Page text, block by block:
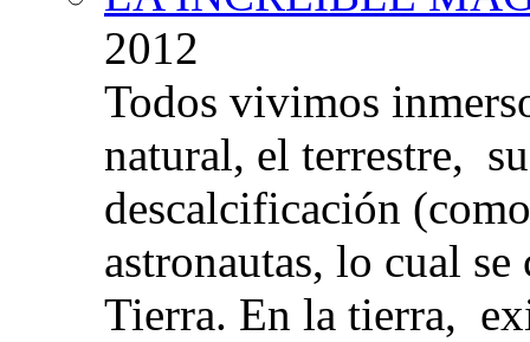
2012
Todos vivimos
natural, el terrestre,
descalcificación
astronautas, lo cual
Tierra. En la tierra,